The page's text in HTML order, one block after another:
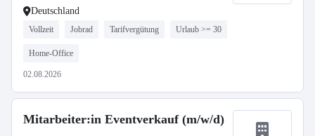
Deutschland
Vollzeit Jobrad Tarifvergütung Urlaub >= 30
Home-Office
02.08.2026
Mitarbeiter:in Eventverkauf (m/w/d)